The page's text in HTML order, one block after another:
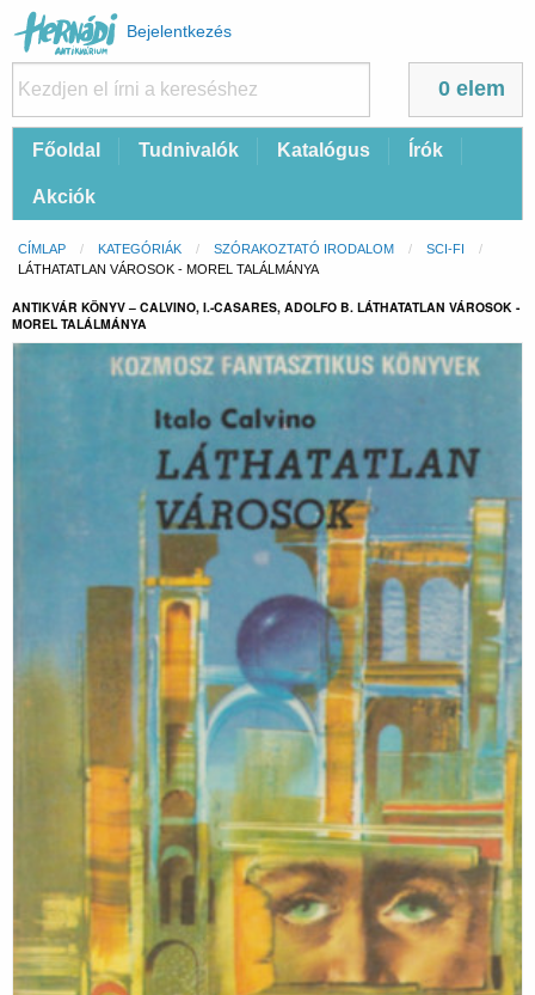
Felhasználói
fiók
menüje
Bejelentkezés
0 elem
FőFőoldal Tudnivalók Katalógus Írók
Akciók
Morzsa
CÍMLAP KATEGÓRIÁK SZÓRAKOZTATÓ IRODALOM
SCI-FI
CURRENT:
LÁTHATATLAN VÁROSOK - MOREL TALÁLMÁNYA
ANTIKVÁR KÖNYV – CALVINO, I.-CASARES, ADOLFO B. LÁTHATATLAN VÁROSOK -
MOREL TALÁLMÁNYA